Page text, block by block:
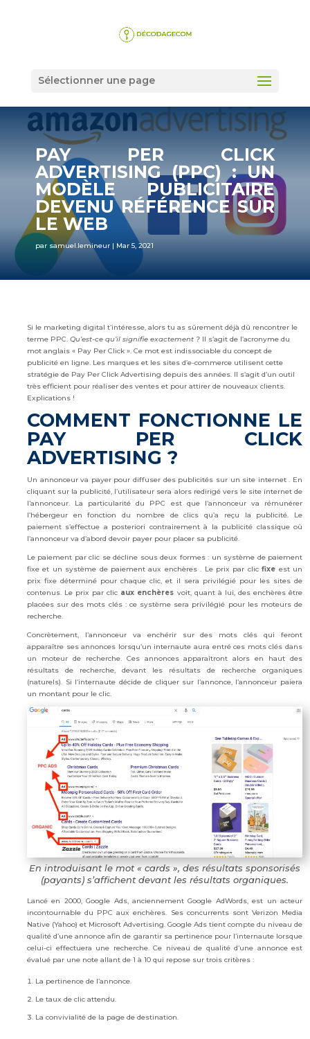
Sélectionner une page
PAY PER CLICK
ADVERTISING (PPC) : UN
MODÈLE PUBLICITAIRE
DEVENU RÉFÉRENCE SUR
LE WEB
par samuel.lemineur| Mar 5, 2021
Si le marketing digital t’intéresse, alors tu as sûrement déjà dû rencontrer le
terme PPC. Qu’est-ce qu’il signifie exactement ? Il s’agit de l’acronyme du
mot anglais « Pay Per Click ». Ce mot est indissociable du concept de
publicité en ligne. Les marques et les sites d’e-commerce utilisent cette
stratégie de Pay Per Click Advertising depuis des années. Il s’agit d’un outil
très efficient pour réaliser des ventes et pour attirer de nouveaux clients.
Explications !
COMMENT FONCTIONNE LE
PAY PER CLICK
ADVERTISING ?
Un annonceur va payer pour diffuser des publicités sur un site internet . En
cliquant sur la publicité, l’utilisateur sera alors redirigé vers le site internet de
l’annonceur. La particularité du PPC est que l’annonceur va rémunérer
l’hébergeur en fonction du nombre de clics qu’a reçu la publicité. Le
paiement s’effectue a posteriori contrairement à la publicité classique où
l’annonceur va d’abord devoir payer pour placer sa publicité.
Le paiement par clic se décline sous deux formes : un système de paiement
fixe et un système de paiement aux enchères . Le prix par clicfixe est un
prix fixe déterminé pour chaque clic, et il sera privilégié pour les sites de
contenus. Le prix par clic aux enchères voit, quant à lui, des enchères être
placées sur des mots clés : ce système sera privilégié pour les moteurs de
recherche.
Concrètement, l’annonceur va enchérir sur des mots clés qui feront
apparaître ses annonces lorsqu’un internaute aura entré ces mots clés dans
un moteur de recherche. Ces annonces apparaîtront alors en haut des
résultats de recherche, devant les résultats de recherche organiques
(naturels). Si l’internaute décide de cliquer sur l’annonce, l’annonceur paiera
un montant pour le clic.
En introduisant le mot « cards », des résultats sponsorisés
(payants) s’affichent devant les résultats organiques.
Lancé en 2000, Google Ads, anciennement Google AdWords, est un acteur
incontournable du PPC aux enchères. Ses concurrents sont Verizon Media
Native (Yahoo) et Microsoft Advertising. Google Ads tient compte du niveau de
qualité d’une annonce afin de garantir sa pertinence pour l’internaute lorsque
celui-ci effectuera une recherche. Ce niveau de qualité d’une annonce est
évalué par une note allant de 1 à 10 qui repose sur trois critères :
La pertinence de l’annonce.
Le taux de clic attendu.
La convivialité de la page de destination.